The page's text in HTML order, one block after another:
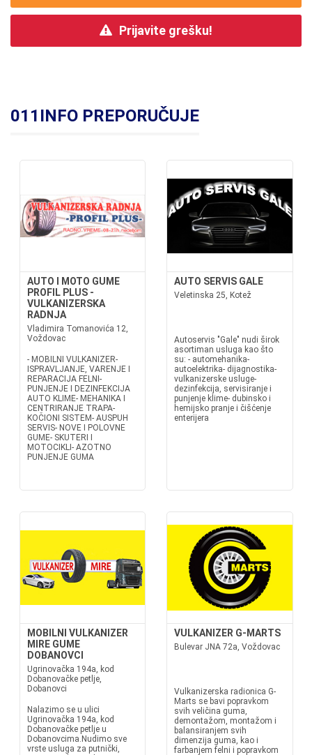
Prijavite grešku!
011INFO PREPORUČUJE
AUTO I MOTO GUME
PROFIL PLUS -
VULKANIZERSKA
RADNJA
Vladimira Tomanovića 12,
Voždovac
- MOBILNI VULKANIZER-
ISPRAVLJANJE, VARENJE I
REPARACIJA FELNI-
PUNJENJE I DEZINFEKCIJA
AUTO KLIME- MEHANIKA I
CENTRIRANJE TRAPA-
KOČIONI SISTEM- AUSPUH
SERVIS- NOVE I POLOVNE
GUME- SKUTERI I
MOTOCIKLI- AZOTNO
PUNJENJE GUMA
AUTO SERVIS GALE
Veletinska 25, Kotež
Autoservis "Gale" nudi širok
asortiman usluga kao što
su: - automehanika-
autoelektrika- dijagnostika-
vulkanizerske usluge-
dezinfekcija, servisiranje i
punjenje klime- dubinsko i
hemijsko pranje i čišćenje
enterijera
MOBILNI VULKANIZER
MIRE GUME
DOBANOVCI
Ugrinovačka 194a, kod
Dobanovačke petlje,
Dobanovci
Nalazimo se u ulici
Ugrinovačka 194a, kod
Dobanovačke petlje u
Dobanovcima.Nudimo sve
vrste usluga za putnički,
VULKANIZER G-MARTS
Bulevar JNA 72a, Voždovac
Vulkanizerska radionica G-
Marts se bavi popravkom
svih veličina guma,
demontažom, montažom i
balansiranjem svih
dimenzija guma, kao i
farbanjem felni i popravkom